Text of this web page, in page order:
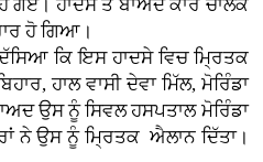
ਗਏ। ਹਾਦਸੇ ਤੋਂ ਬਾਅਦ ਕਾਰ ਚਾਲਕ
ਹੋ ਗਿਆ।
ਕਿ ਇਸ ਹਾਦਸੇ ਵਿਚ ਮ੍ਰਿਤਕ
ਹਾਲ ਵਾਸੀ ਦੇਵਾ ਮਿੱਲ, ਮੋਰਿੰਡਾ
ਉਸ ਨੂੰ ਸਿਵਲ ਹਸਪਤਾਲ ਮੋਰਿੰਡਾ
ਨੇ ਉਸ ਨੂੰ ਮ੍ਰਿਤਕ ਐਲਾਨ ਦਿੱਤਾ।